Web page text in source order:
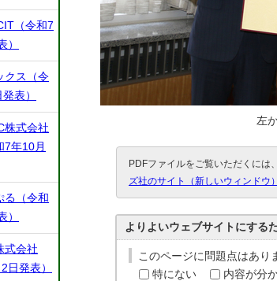
左
PDFファイルをご覧いただくに
ズ社のサイト（新しいウィンドウ）
よりよいウェブサイトにする
このページに問題点はあり
特にない
内容が分
（令和7
）
クス（令
表）
式会社
7年10月
る（令和
）
式会社
日発表）